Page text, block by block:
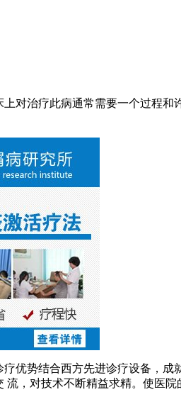
对治疗此病通常需要一个过程
优势结合西方先进诊疗设备，成
，对技术不断精益求精。使医院